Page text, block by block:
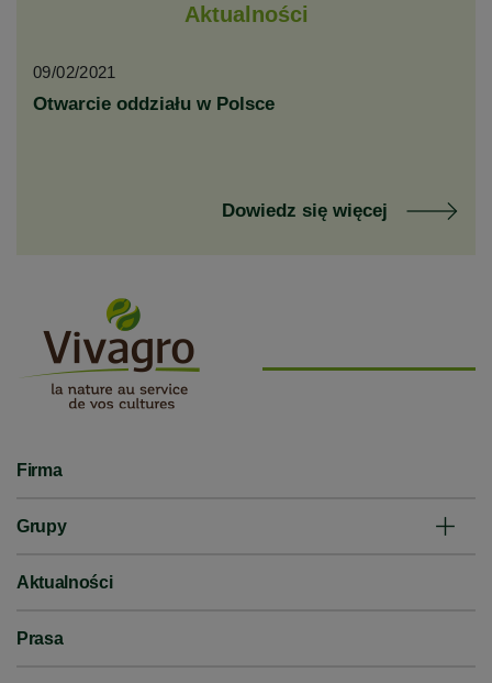
Aktualności
09/02/2021
Otwarcie oddziału w Polsce
Dowiedz się więcej
Firma
Grupy
Aktualności
Prasa